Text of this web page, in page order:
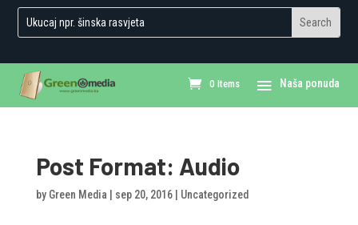
0 Items
Post Format: Audio
by Green Media sep 20, 2016| Uncategorized